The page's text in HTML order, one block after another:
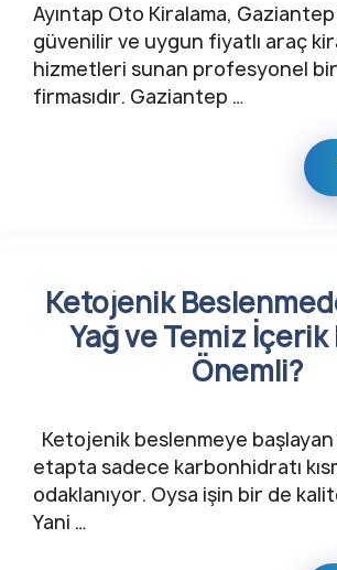
Ayıntap Oto Kiralama,
güvenilir ve uygun fiyatlı araç
hizmetleri sunan profesyonel
firmasıdır. Gaziantep …
Ketojenik
Yağ ve Temiz
Önemli?
Ketojenik beslenmeye
etapta sadece karbonhidratı
odaklanıyor. Oysa işin bir de
Yani …